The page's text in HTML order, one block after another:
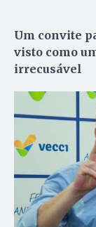
Um convite
visto como
irrecusável